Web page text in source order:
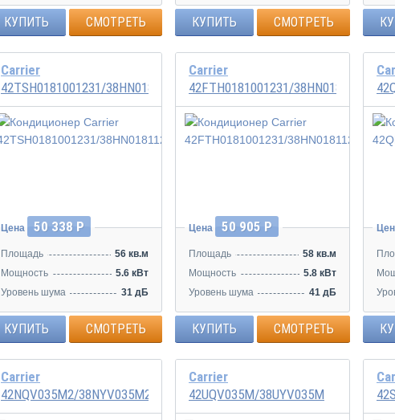
КУПИТЬ СМОТРЕТЬ КУПИТЬ СМОТРЕТЬ
Carrier
42TSH0181001231/38HN0181123A
Цена 50 338 Р
Площадь
56 кв.м
Мощность
5.6 кВт
Уровень шума
31 дБ
КУПИТЬ СМОТРЕТЬ
Carrier
42FTH0181001231/38HN0181123A
Цена 50 905 Р
Площадь
58 кв.м
Мощность
5.8 кВт
Уровень шума
41 дБ
КУПИТЬ СМОТРЕТЬ
Carrier
42NQV035M2/38NYV035M2
Carrier
42UQV035M/38UYV035M